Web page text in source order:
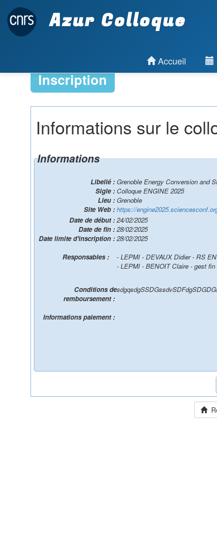
Azur Colloque
Accueil
Inscription
Informations sur le
Informations
Libellé : Grenoble Energy Conversion and
Sigle : Colloque ENGINE 2025
Lieu : Grenoble
Site Web : https://
Date de début : 24/02/2025
Date de fin : 28/02/2025
Date limite d'inscription : 28/02/2025
- LEPMI - DEVAUX Didier - RS
- LEPMI - BENOIT Claire - gest fin
Conditions de
remboursement :
Informations paiement :